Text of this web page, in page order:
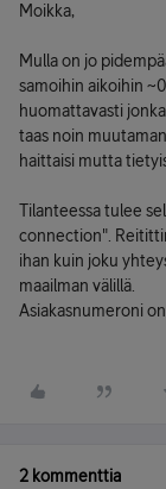
Moikka,
Mulla on jo
samoihin aikoihin
huomattavasti
taas noin
haittaisi mutta
Tilanteessa tulee
connection".
ihan kuin joku
maailman välillä.
Asiakasnumeroni
2 kommenttia